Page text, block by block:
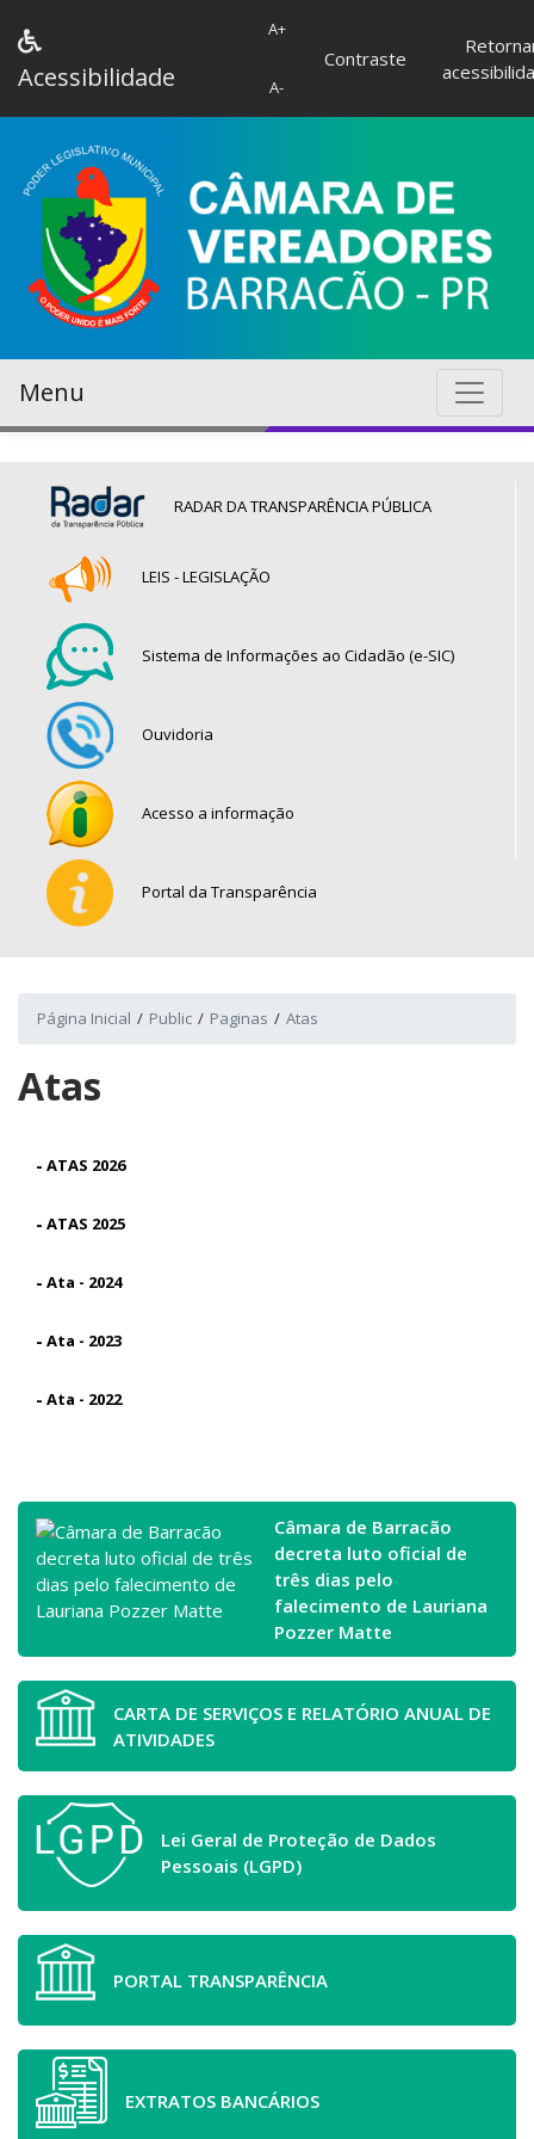
Acessibilidade
A+
A-
Contraste
Menu
RADAR DA TRANSPARÊNCIA PÚBLICA
LEIS - LEGISLAÇÃO
Sistema de Informações ao Cidadão (e-SIC)
Ouvidoria
Acesso a informação
Portal da Transparência
Página Inicial Public Paginas Atas
Atas
- ATAS 2026
- ATAS 2025
- Ata - 2024
- Ata - 2023
- Ata - 2022
Câmara de Barracão
decreta luto oficial de
três dias pelo
falecimento de Lauriana
Pozzer Matte
CARTA DE SERVIÇOS E RELATÓRIO ANUAL DE
ATIVIDADES
Lei Geral de Proteção de Dados
Pessoais (LGPD)
PORTAL TRANSPARÊNCIA
EXTRATOS BANCÁRIOS